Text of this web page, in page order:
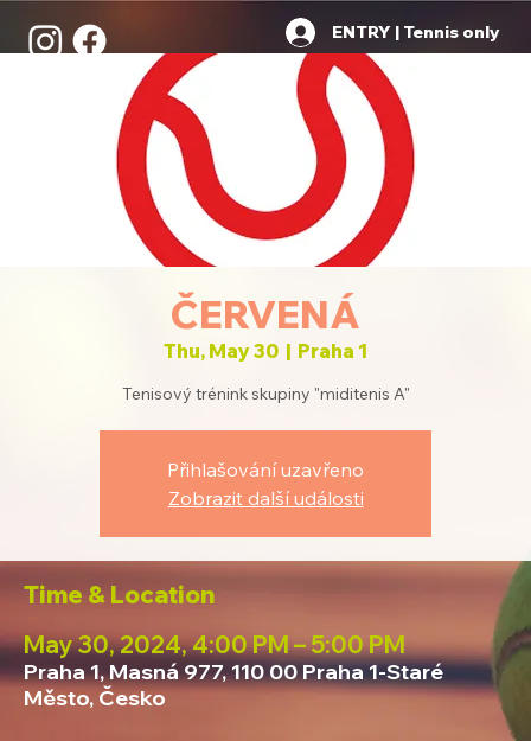
ENTRY | Tennis only
ČERVENÁ
Thu, May 30
  |
Praha 1
Tenisový trénink skupiny "miditenis A"
Přihlašování uzavřeno
Zobrazit další události
Time & Location
May 30, 2024, 4:00 PM – 5:00 PM
Praha 1, Masná 977, 110 00 Praha 1-Staré
Město, Česko